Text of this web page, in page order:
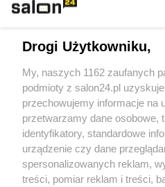
Sport
Społeczeństwo
Kultura
Drogi Użytkowniku,
My, naszych 1162 zaufanych
podmioty z salon24.pl
przechowujemy informacje na
przetwarzamy dane osobowe,
identyfikatory, standardowe
urządzenie czy dane
spersonalizowanych reklam,
treści, pomiar reklam i treści,